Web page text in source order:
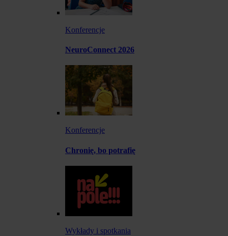
Konferencje
NeuroConnect 2026
Konferencje
Chronię, bo potrafię
Wykłady i spotkania